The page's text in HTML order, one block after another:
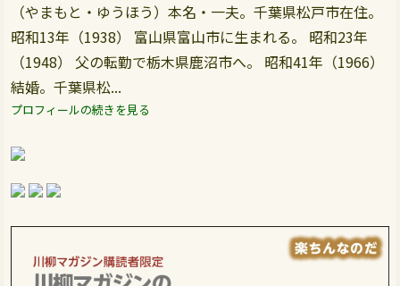
（やまもと・ゆうほう）本名・一夫。千葉県松戸市在住。
昭和13年（1938） 富山県富山市に生まれる。 昭和23年
（1948） 父の転勤で栃木県鹿沼市へ。 昭和41年（1966）
結婚。千葉県松...
プロフィールの続きを見る